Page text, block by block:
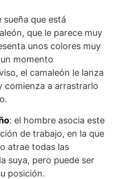
sueña que está
que le parece muy
unos colores muy
momento
el camaleón le lanza
comienza a arrastrarlo
: el hombre asocia este
de trabajo, en la que
atrae todas las
suya, pero puede ser
posición.